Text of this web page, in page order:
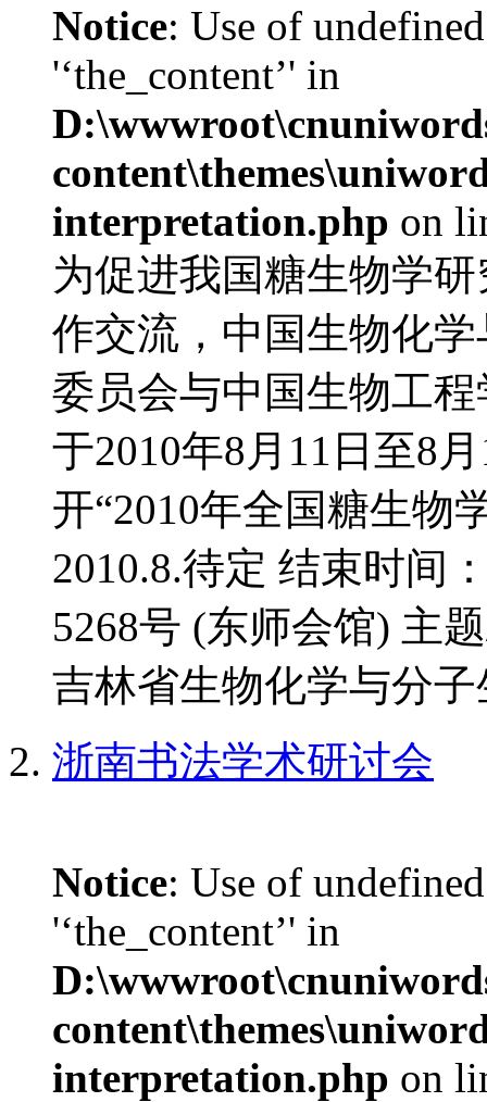
Notice: Use of
'‘the_content’' in
interpretation.php on
为促进我国糖生物学
作交流，中国生物化
委员会与中国生物工
于2010年8月11日至8
开“2010年全国糖生物
2010.8.待定 结束时间
5268号 (东师会馆) 主
吉林省生物化学与分
浙南书法学术研讨会
Notice: Use of
'‘the_content’' in
interpretation.php on